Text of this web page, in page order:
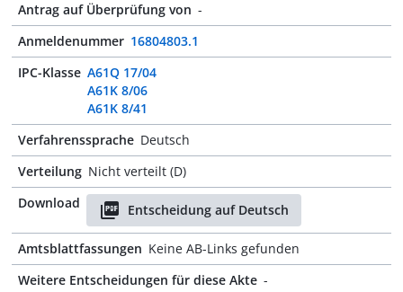
Antrag auf Überprüfung von -
Anmeldenummer 16804803.1
IPC-Klasse A61Q 17/04
A61K 8/06
A61K 8/41
Verfahrenssprache Deutsch
Verteilung Nicht verteilt (D)
Download
Entscheidung auf Deutsch
Amtsblattfassungen Keine AB-Links gefunden
Weitere Entscheidungen für diese Akte -